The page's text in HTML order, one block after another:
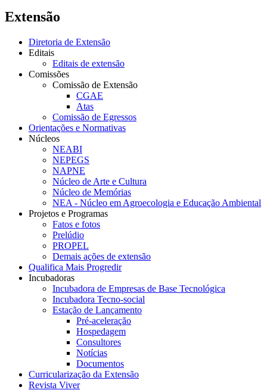
Extensão
Diretoria de Extensão
Editais
Editais de extensão
Comissões
Comissão de Extensão
CGAE
Atas
Comissão de Egressos
Orientações e Normativas
Núcleos
NEABI
NEPEGS
NAPNE
Núcleo de Arte e Cultura
Núcleo de Memórias
NEA - Núcleo em Agroecologia e Educação Ambiental
Projetos e Programas
Fatos e fotos
Prelúdio
PROPEL
Demais ações de extensão
Qualifica Mais Progredir
Incubadoras
Incubadora de Empresas de Base Tecnológica
Incubadora Tecno-social
Estação de Lançamento
Pré-aceleração
Hospedagem
Consultores
Notícias
Documentos
Curricularização da Extensão
Revista Viver